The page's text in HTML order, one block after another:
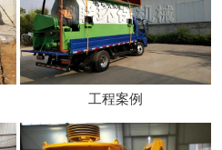
工程案例